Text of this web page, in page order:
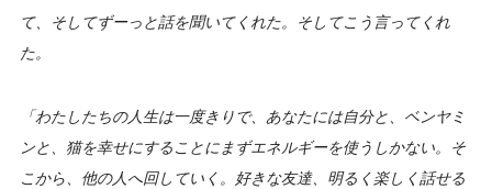
て、そしてずーっと話を聞いてくれた。そしてこう言ってくれ
た。
「わたしたちの人生は一度きりで、あなたには自分と、ベンヤミ
ンと、猫を幸せにすることにまずエネルギーを使うしかない。そ
こから、他の人へ回していく。好きな友達、明るく楽しく話せる